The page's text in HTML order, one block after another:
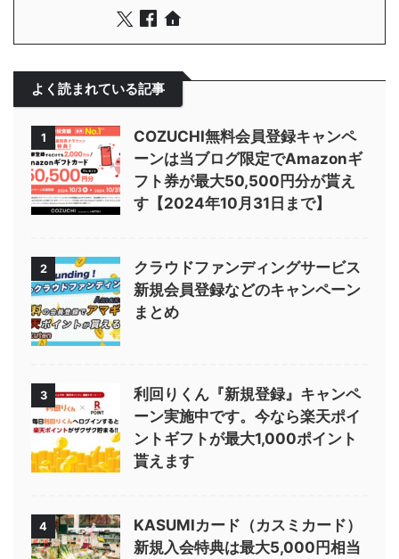
よく読まれている記事
1
COZUCHI無料会員登録キャンペ
ーンは当ブログ限定でAmazonギ
フト券が最大50,500円分が貰え
す【2024年10月31日まで】
2
クラウドファンディングサービス
新規会員登録などのキャンペーン
まとめ
3
利回りくん『新規登録』キャンペ
ーン実施中です。今なら楽天ポイ
ントギフトが最大1,000ポイント
貰えます
4
KASUMIカード（カスミカード）
新規入会特典は最大5,000円相当